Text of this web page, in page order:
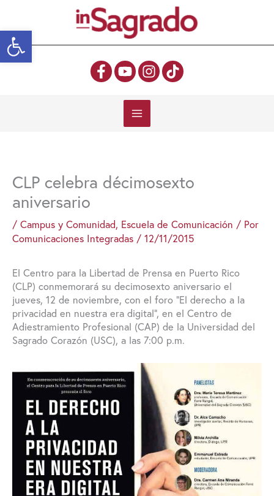
Abrir barra de herramientas
contenido
CLP celebra décimosexto
aniversario
/ Campus y Comunidad, Escuela de Comunicación / Por
Comunicaciones Integradas / 12/11/2015
El Centro para la Libertad de Prensa en Puerto Rico
(CLP) conmemorará su decimosexto aniversario el
jueves, 12 de noviembre, con el foro “El derecho a la
privacidad en nuestra era digital”, en el Centro de
Adiestramiento Profesional (CAP) de la Universidad del
Sagrado Corazón (USC), a las 7:00 p.m.